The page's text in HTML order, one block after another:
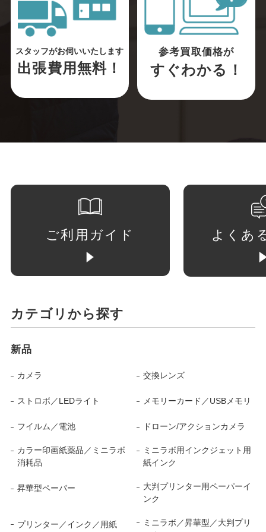
スタッフがお伺いいたします
出張費用無料！
参考買取価格が
すぐわかる！
ご利用ガイド よくあ
カテゴリから探す
新品
カメラ 交換レンズ
ストロボ／LEDライト メモリーカード／USBメモリ
フイルム／電池 ドローン/アクションカメラ
カラー印画紙薬品／ミニラボ
消耗品
ミニラボ用インクジェット用
紙インク
昇華型ペーパー
大判プリンター用ペーパーイ
ンク
プリンター／インク／用紙
ミニラボ／昇華型／大判プリ